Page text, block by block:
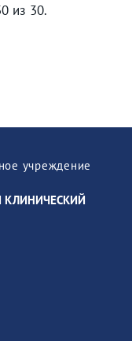
из 30.
учреждение
КЛИНИЧЕСКИЙ